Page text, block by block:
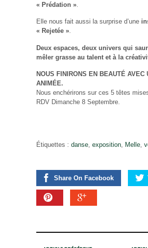
« Prédation »
Elle nous fait aussi la surprise d’une
« Rejetée ».
Deux espaces, deux univers qui
mêler grasse au talent et à la
NOUS FINIRONS EN BEAUTÉ AVEC
ANIMÉE.
Nous enchérirons sur ces 5 têtes
RDV Dimanche 8 Septembre.
Étiquettes : danse, exposition, Melle,
Share On Facebook